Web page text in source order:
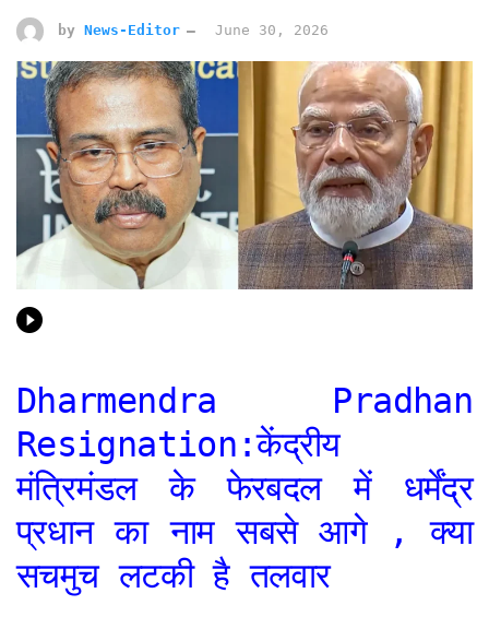
by News-Editor June 30, 2026
Dharmendra Pradhan
Resignation:केंद्रीय
मंत्रिमंडल के फेरबदल में धर्मेंद्र
प्रधान का नाम सबसे आगे , क्या
सचमुच लटकी है तलवार